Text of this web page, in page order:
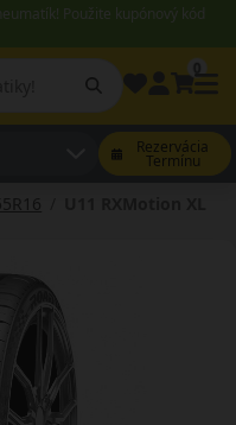
Použite kupónový kód
Rezervácia
Termínu